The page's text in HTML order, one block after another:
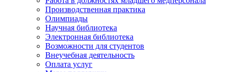
Производственная практика
Олимпиады
Научная библиотека
Электронная библиотека
Возможности для студентов
Внеучебная деятельность
Оплата услуг